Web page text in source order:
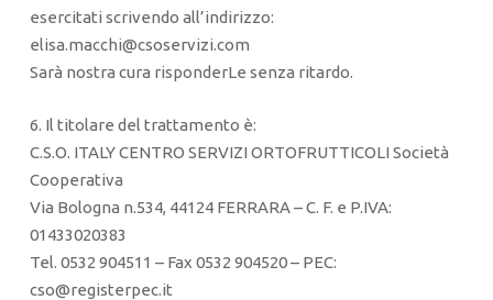
esercitati scrivendo all’indirizzo:
elisa.macchi@csoservizi.com
Sarà nostra cura risponderLe senza ritardo.
6. Il titolare del trattamento è:
C.S.O. ITALY CENTRO SERVIZI ORTOFRUTTICOLI Società
Cooperativa
Via Bologna n.534, 44124 FERRARA – C. F. e P.IVA:
01433020383
Tel. 0532 904511 – Fax 0532 904520 – PEC:
cso@registerpec.it